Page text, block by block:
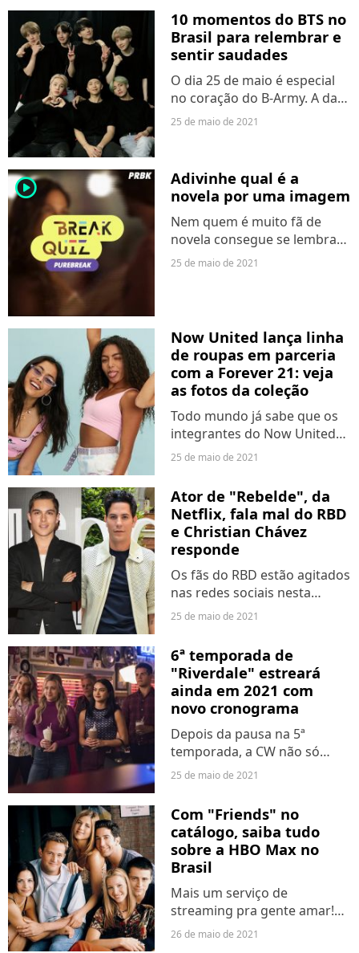
essas produções super
elogiadas por críticos...
10 momentos do BTS no
Brasil para relembrar e
sentir saudades
O dia 25 de maio é especial
no coração do B-Army. A data
marca o primeiro show do
Brasil, em 2019. Inesquecível!
Mas você sabia que...
25 de maio de 2021
player2
Adivinhe qual é a
novela por uma imagem
Nem quem é muito fã de
novela consegue se lembrar
de todas as histórias que já
vemos essas tramas desde...
25 de maio de 2021
Now United lança linha
de roupas em parceria
com a Forever 21: veja
as fotos da coleção
Todo mundo já sabe que os
integrantes do Now United
adoram desfilar com looks
do grupo acaba de ser
representado em uma
coleção de roupas. É isso
mesmo,...
25 de maio de 2021
Ator de "Rebelde", da
Netflix, fala mal do RBD
e Christian Chávez
responde
Os fãs do RBD estão agitados
nas redes sociais nesta
quinta-feira (25), e o motivo
Mayer Mori, um dos
protagonistas do reboot de
"Rebelde" na Netflix,
declarou...
25 de maio de 2021
6ª temporada de
"Riverdale" estreará
ainda em 2021 com
novo cronograma
Depois da pausa na 5ª
temporada, a CW não só
confirmou a volta dos
anunciou a data de estreia da
6ª fase de "Riverdale". Nesta
terça (25) o grupo revelou
que...
25 de maio de 2021
Com "Friends" no
catálogo, saiba tudo
sobre a HBO Max no
Brasil
Mais um serviço de
streaming pra gente amar!
Nesta quarta-feira (26), a
26 de maio de 2021